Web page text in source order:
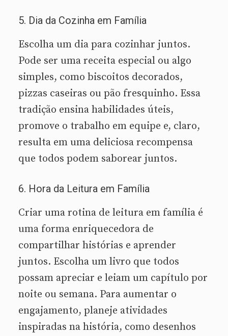
5. Dia da Cozinha em Família
Escolha um dia para cozinhar juntos.
Pode ser uma receita especial ou algo
simples, como biscoitos decorados,
pizzas caseiras ou pão fresquinho. Essa
tradição ensina habilidades úteis,
promove o trabalho em equipe e, claro,
resulta em uma deliciosa recompensa
que todos podem saborear juntos.
6. Hora da Leitura em Família
Criar uma rotina de leitura em família é
uma forma enriquecedora de
compartilhar histórias e aprender
juntos. Escolha um livro que todos
possam apreciar e leiam um capítulo por
noite ou semana. Para aumentar o
engajamento, planeje atividades
inspiradas na história, como desenhos